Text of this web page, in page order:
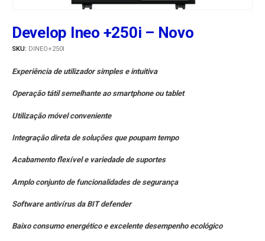
Develop Ineo +250i – Novo
SKU: DINEO+250I
Experiência de utilizador simples e intuitiva
Operação tátil semelhante ao smartphone ou tablet
Utilização móvel conveniente
Integração direta de soluções que poupam tempo
Acabamento flexível e variedade de suportes
Amplo conjunto de funcionalidades de segurança
Software antivírus da BIT defender
Baixo consumo energético e excelente desempenho ecológico